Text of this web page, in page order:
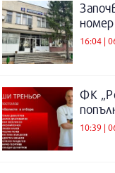
16:04 |
ФК
10:39 |